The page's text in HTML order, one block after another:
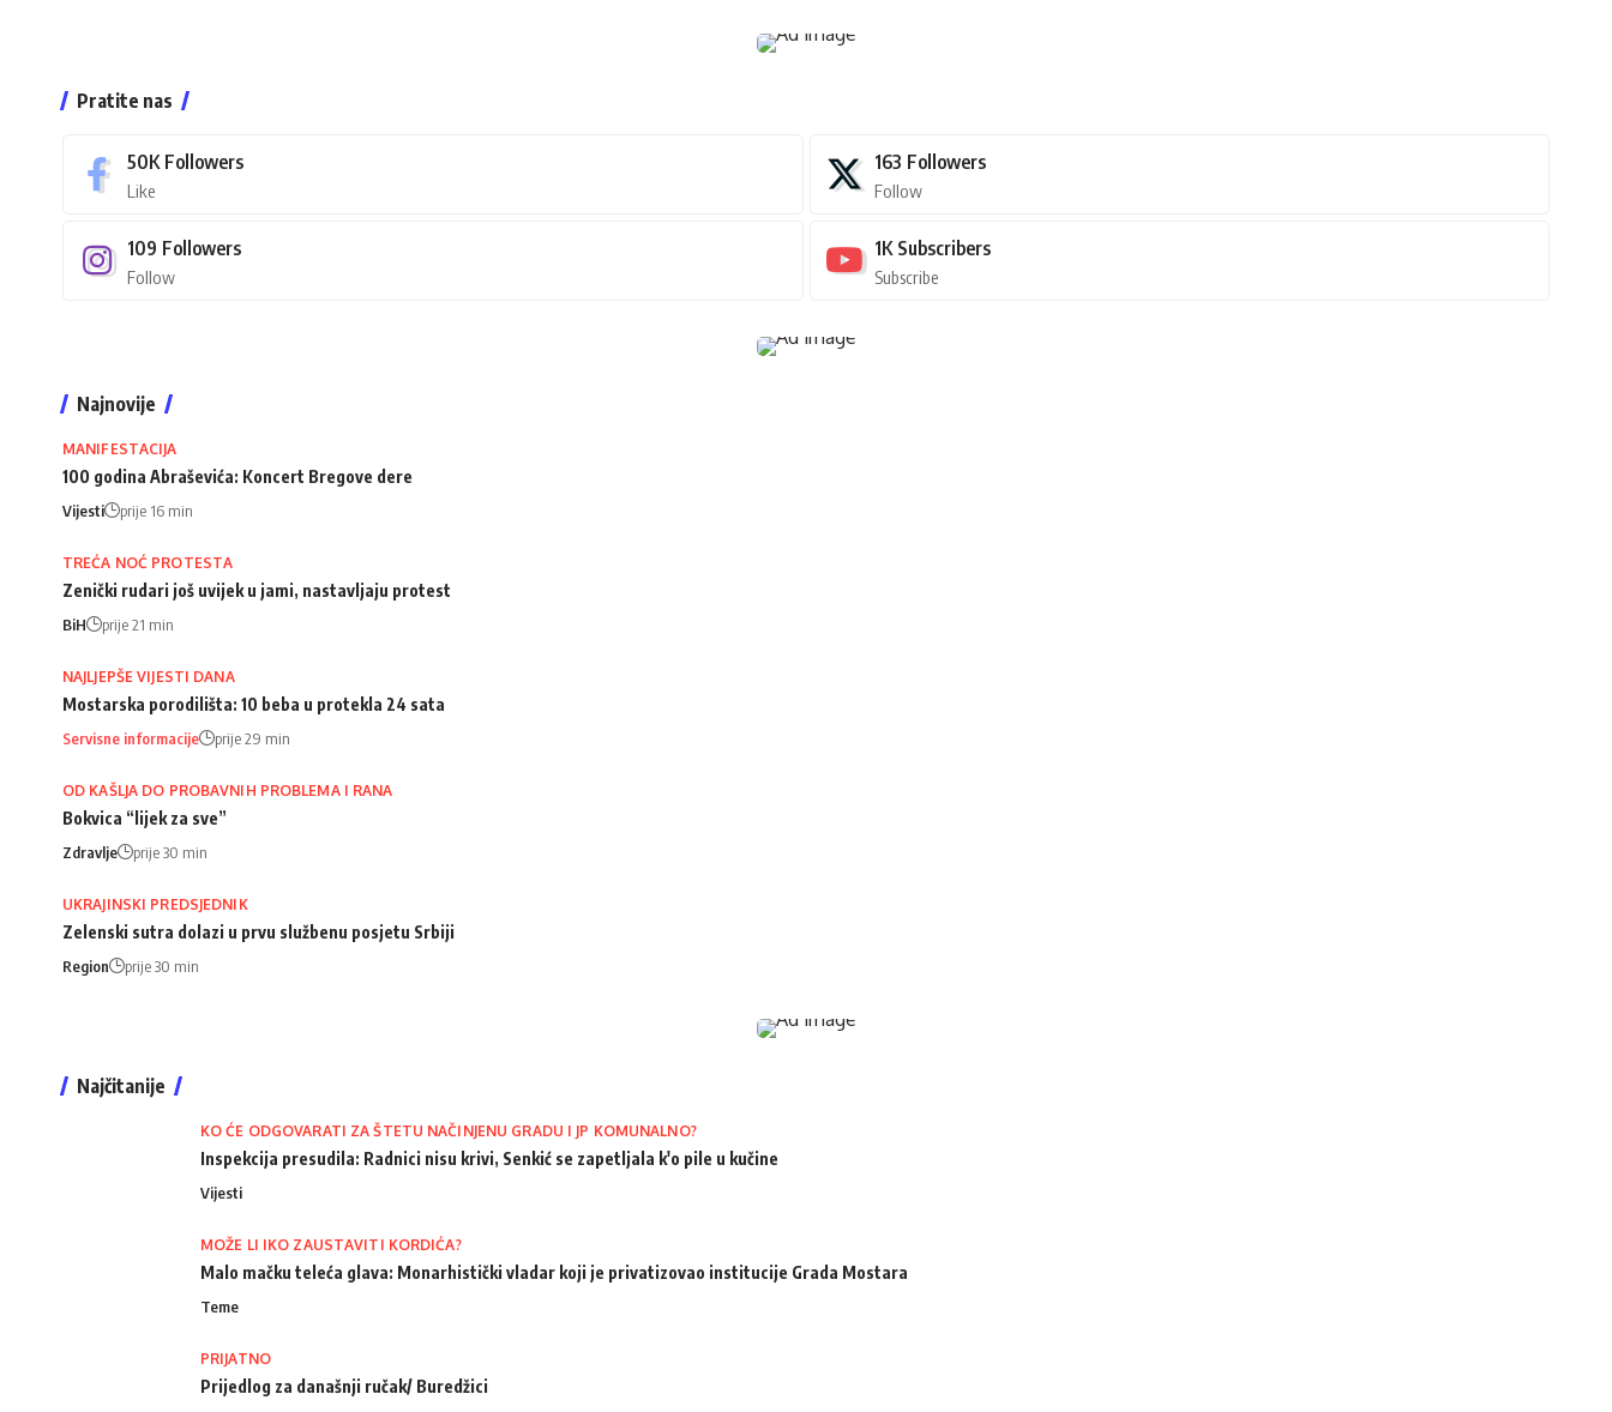
Pratite nas
50K Followers
Like
163 Followers
Follow
109 Followers
Follow
1K Subscribers
Subscribe
Najnovije
MANIFESTACIJA
100 godina Abraševića: Koncert Bregove dere
Vijesti prije 16 min
TREĆA NOĆ PROTESTA
Zenički rudari još uvijek u jami, nastavljaju protest
BiH prije 21 min
NAJLJEPŠE VIJESTI DANA
Mostarska porodilišta: 10 beba u protekla 24 sata
Servisne informacije prije 29 min
OD KAŠLJA DO PROBAVNIH PROBLEMA I RANA
Bokvica “lijek za sve”
Zdravlje prije 30 min
UKRAJINSKI PREDSJEDNIK
Zelenski sutra dolazi u prvu službenu posjetu Srbiji
Region prije 30 min
Najčitanije
KO ĆE ODGOVARATI ZA ŠTETU NAČINJENU GRADU I JP KOMUNALNO?
Inspekcija presudila: Radnici nisu krivi, Senkić se zapetljala k'o pile u kučine
Vijesti
MOŽE LI IKO ZAUSTAVITI KORDIĆA?
Malo mačku teleća glava: Monarhistički vladar koji je privatizovao institucije Grada Mostara
Teme
PRIJATNO
Prijedlog za današnji ručak/ Buredžici